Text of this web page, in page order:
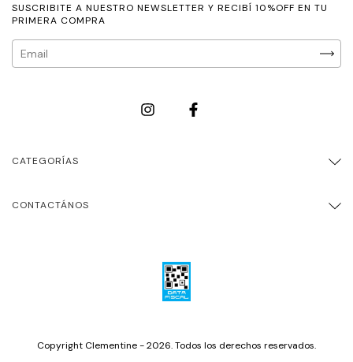
SUSCRIBITE A NUESTRO NEWSLETTER Y RECIBÍ 10%OFF EN TU
PRIMERA COMPRA
CATEGORÍAS
CONTACTÁNOS
Copyright Clementine - 2026. Todos los derechos reservados.